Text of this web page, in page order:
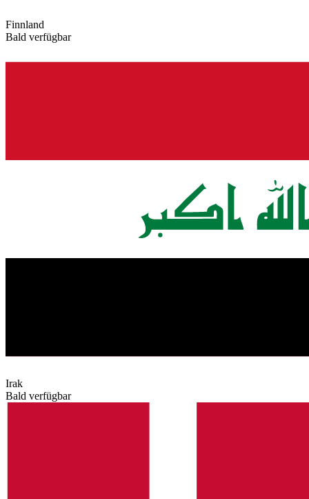
Finnland
Bald verfügbar
Irak
Bald verfügbar